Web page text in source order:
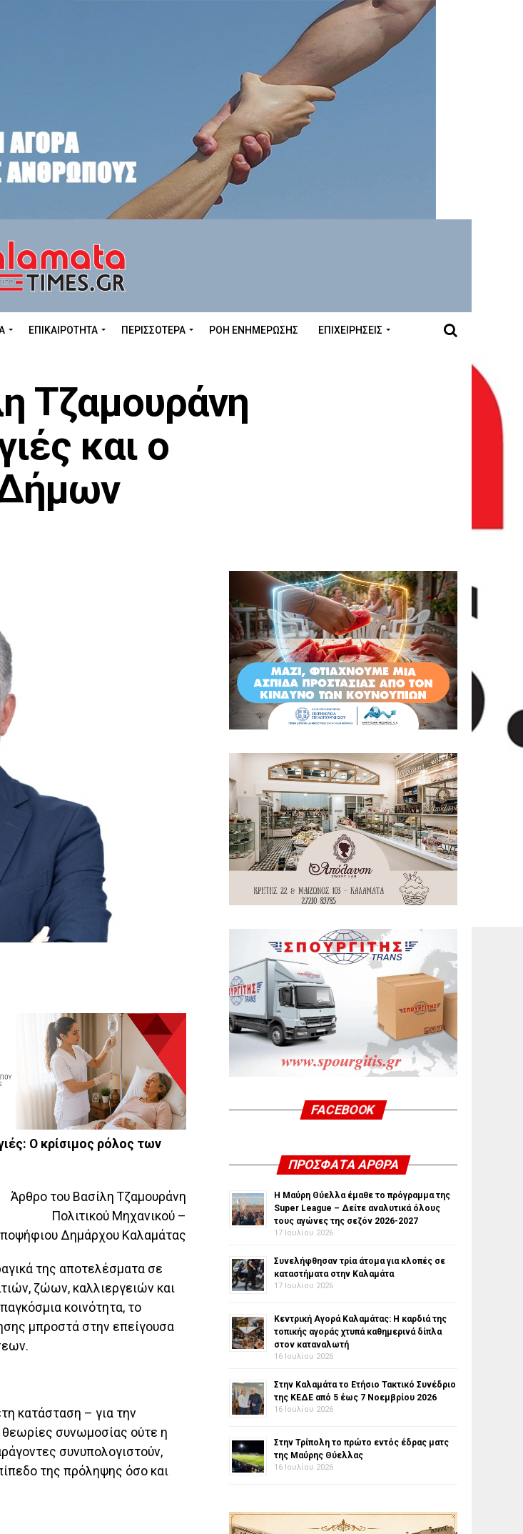
ΕΠΙΚΑΙΡΌΤΗΤΑ ΠΕΡΙΣΣΌΤΕΡΑ ΡΟΉ ΕΝΗΜΈΡΩΣΗΣ ΕΠΙΧΕΙΡΉΣΕΙΣ
Τζαμουράνη
και ο
Δήμων
Ο κρίσιμος ρόλος των
Άρθρο του Βασίλη Τζαμουράνη
Πολιτικού Μηχανικού –
Δημάρχου Καλαμάτας
της αποτελέσματα σε
ζώων, καλλιεργειών και
κοινότητα, το
μπροστά στην επείγουσα
κατάσταση – για την
θεωρίες συνωμοσίας ούτε η
συνυπολογιστούν,
της πρόληψης όσο και
FACEBOOK
ΠΡΌΣΦΑΤΑ ΆΡΘΡΑ
Η Μαύρη Θύελλα έμαθε το πρόγραμμα της
Super League – Δείτε αναλυτικά όλους
τους αγώνες της σεζόν 2026-2027
17 Ιουλίου 2026
Συνελήφθησαν τρία άτομα για κλοπές σε
καταστήματα στην Καλαμάτα
17 Ιουλίου 2026
Κεντρική Αγορά Καλαμάτας: Η καρδιά της
τοπικής αγοράς χτυπά καθημερινά δίπλα
στον καταναλωτή
16 Ιουλίου 2026
Στην Καλαμάτα το Ετήσιο Τακτικό Συνέδριο
της ΚΕΔΕ από 5 έως 7 Νοεμβρίου 2026
16 Ιουλίου 2026
Στην Τρίπολη το πρώτο εντός έδρας ματς
της Μαύρης Θύελλας
16 Ιουλίου 2026